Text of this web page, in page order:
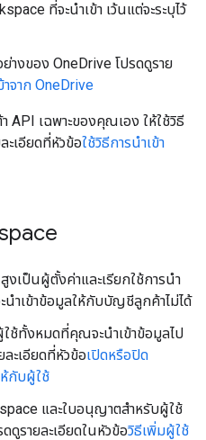
ที่จะนำเข้า เว้นแต่จะระบุไว้
างของ OneDrive โปรดดูราย
จาก OneDrive
API เฉพาะของคุณเอง ให้ใช้วิธี
ะเอียดที่หัวข้อใช้วิธีการนำเข้า
เป็นผู้ตั้งค่าและเรียกใช้การนำ
นำเข้าข้อมูลให้กับบัญชีลูกค้าไม่ได้
ใช้ทั้งหมดที่คุณจะนำเข้าข้อมูลไป
ะเอียดที่หัวข้อเปิดหรือปิด
ห้กับผู้ใช้
และใบอนุญาตสำหรับผู้ใช้
ดูรายละเอียดในหัวข้อวิธีเพิ่มผู้ใช้